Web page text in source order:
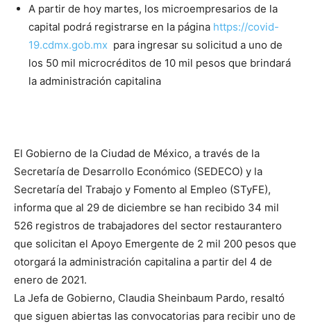
A partir de hoy martes, los microempresarios de la
capital podrá registrarse en la página https://covid-
19.cdmx.gob.mx para ingresar su solicitud a uno de
los 50 mil microcréditos de 10 mil pesos que brindará
la administración capitalina
El Gobierno de la Ciudad de México, a través de la
Secretaría de Desarrollo Económico (SEDECO) y la
Secretaría del Trabajo y Fomento al Empleo (STyFE),
informa que al 29 de diciembre se han recibido 34 mil
526 registros de trabajadores del sector restaurantero
que solicitan el Apoyo Emergente de 2 mil 200 pesos que
otorgará la administración capitalina a partir del 4 de
enero de 2021.
La Jefa de Gobierno, Claudia Sheinbaum Pardo, resaltó
que siguen abiertas las convocatorias para recibir uno de